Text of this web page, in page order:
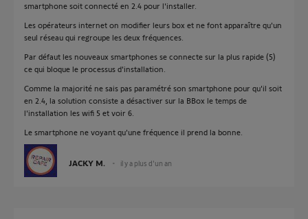
smartphone soit connecté en 2.4 pour l'installer.
Les opérateurs internet on modifier leurs box et ne font apparaître qu'un
seul réseau qui regroupe les deux fréquences.
Par défaut les nouveaux smartphones se connecte sur la plus rapide (5)
ce qui bloque le processus d'installation.
Comme la majorité ne sais pas paramétré son smartphone pour qu'il soit
en 2.4, la solution consiste a désactiver sur la BBox le temps de
l'installation les wifi 5 et voir 6.
Le smartphone ne voyant qu'une fréquence il prend la bonne.
JACKY M. il y a plus d'un an